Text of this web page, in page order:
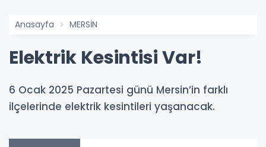
Anasayfa MERSİN
Elektrik Kesintisi Var!
6 Ocak 2025 Pazartesi günü Mersin’in farklı
ilçelerinde elektrik kesintileri yaşanacak.